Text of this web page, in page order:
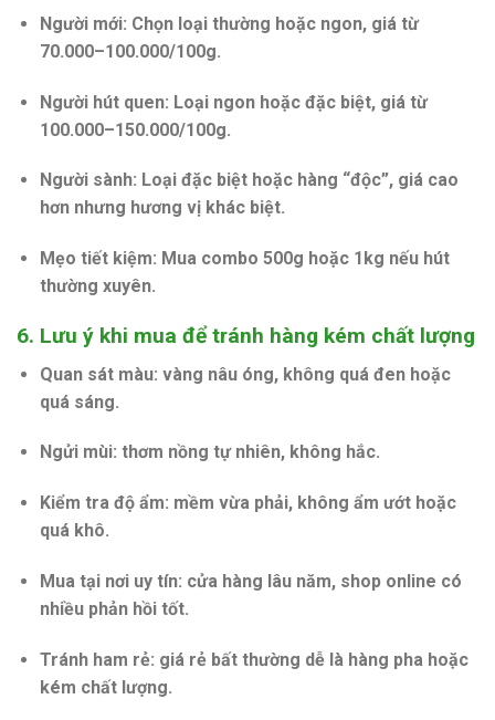
Người mới: Chọn loại thường hoặc ngon, giá từ
70.000–100.000/100g.
Người hút quen: Loại ngon hoặc đặc biệt, giá từ
100.000–150.000/100g.
Người sành: Loại đặc biệt hoặc hàng “độc”, giá cao
hơn nhưng hương vị khác biệt.
Mẹo tiết kiệm: Mua combo 500g hoặc 1kg nếu hút
thường xuyên.
6. Lưu ý khi mua để tránh hàng kém chất lượng
Quan sát màu: vàng nâu óng, không quá đen hoặc
quá sáng.
Ngửi mùi: thơm nồng tự nhiên, không hắc.
Kiểm tra độ ẩm: mềm vừa phải, không ẩm ướt hoặc
quá khô.
Mua tại nơi uy tín: cửa hàng lâu năm, shop online có
nhiều phản hồi tốt.
Tránh ham rẻ: giá rẻ bất thường dễ là hàng pha hoặc
kém chất lượng.